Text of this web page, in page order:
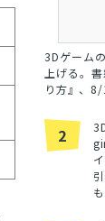
3Dゲーム
上げる。
り方』、
2